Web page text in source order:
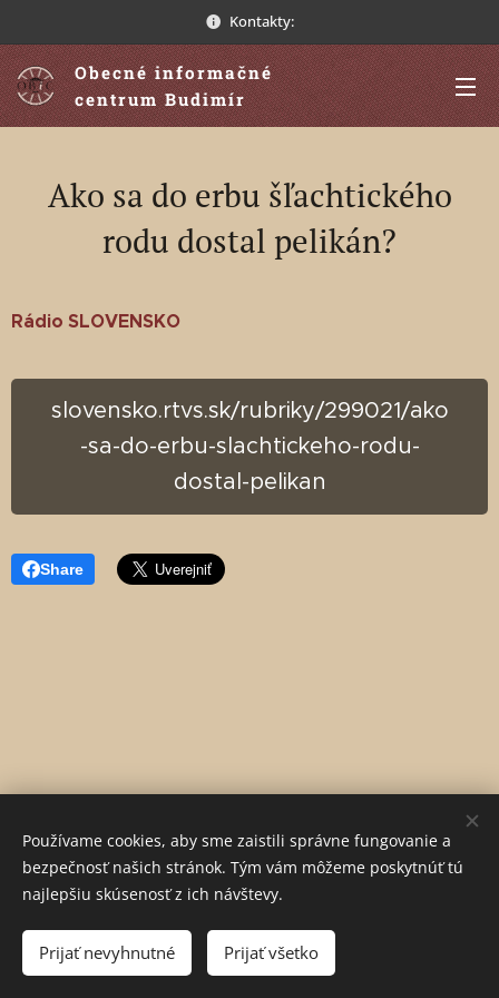
Kontakty:
Obecné informačné
centrum Budimír
Ako sa do erbu šľachtického
rodu dostal pelikán?
Rádio SLOVENSKO
slovensko.rtvs.sk/rubriky/299021/ako
-sa-do-erbu-slachtickeho-rodu-
dostal-pelikan
Share
© 2026
OBIC, s. r. o., Lesná 156/23, 044 43 Budimír
Všetkypráva vyhradené.
Vytvorené službouWebnode
Používame cookies, aby sme zaistili správne fungovanie a
bezpečnosť našich stránok. Tým vám môžeme poskytnúť tú
najlepšiu skúsenosť z ich návštevy.
Prijať nevyhnutné Prijať všetko